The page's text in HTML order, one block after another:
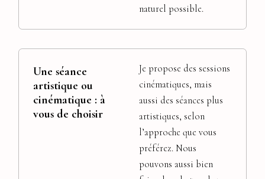
naturel possible.
Une séance
artistique ou
cinématique : à
vous de choisir
Je propose des sessions
cinématiques, mais
aussi des séances plus
artistiques, selon
l’approche que vous
préférez. Nous
pouvons aussi bien